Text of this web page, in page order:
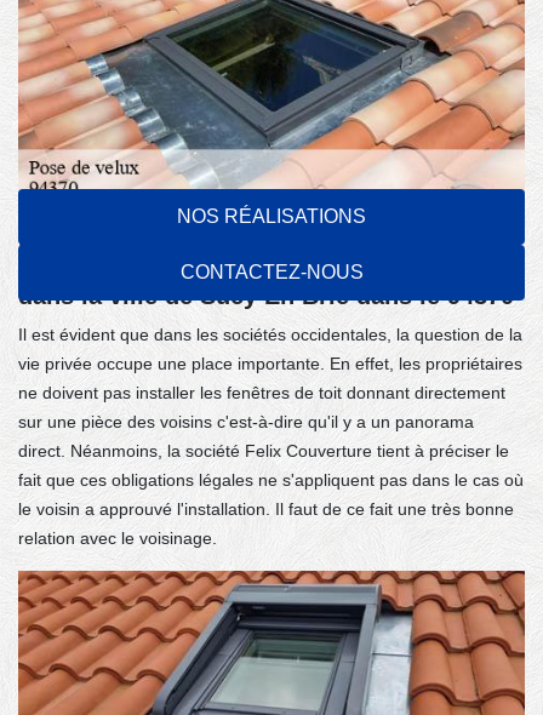
NOS RÉALISATIONS
CONTACTEZ-NOUS
Les problèmes liés au respect de la vie
privée des voisins pour la pose des velux
dans la ville de Sucy En Brie dans le 94370
Il est évident que dans les sociétés occidentales, la question de la
vie privée occupe une place importante. En effet, les propriétaires
ne doivent pas installer les fenêtres de toit donnant directement
sur une pièce des voisins c'est-à-dire qu'il y a un panorama
direct. Néanmoins, la société Felix Couverture tient à préciser le
fait que ces obligations légales ne s'appliquent pas dans le cas où
le voisin a approuvé l'installation. Il faut de ce fait une très bonne
relation avec le voisinage.